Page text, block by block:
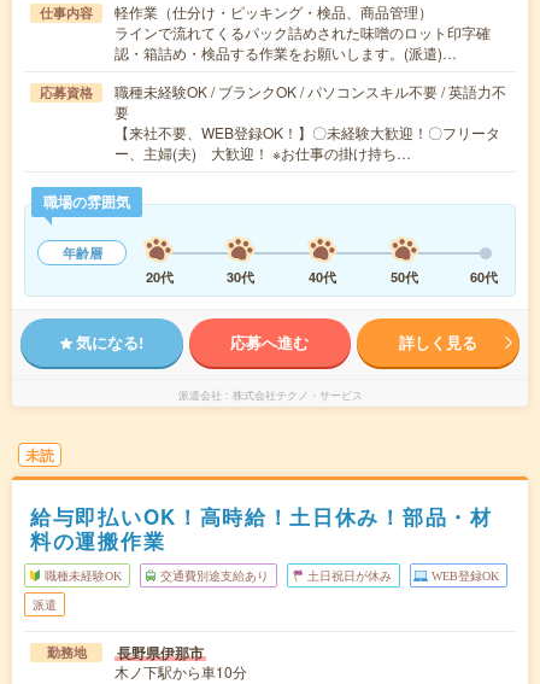
仕事内容
軽作業（仕分け・ピッキング・検品、商品管理）
ラインで流れてくるパック詰めされた味噌のロット印字確
認・箱詰め・検品する作業をお願いします。(派遣)…
応募資格
職種未経験OK / ブランクOK / パソコンスキル不要 / 英語力不
要
【来社不要、WEB登録OK！】〇未経験大歓迎！〇フリータ
ー、主婦(夫) 大歓迎！ ※お仕事の掛け持ち…
職場の雰囲気
年齢層
20代
30代 40代 50代 60代
気になる! 応募へ進む 詳しく見る
派遣会社 株式会社テクノ・サービス
未読
給与即払いOK！高時給！土日休み！部品・材
料の運搬作業
職種未経験OK 交通費別途支給あり 土日祝日が休み WEB登録OK
派遣
勤務地 長野県伊那市
木ノ下駅から車10分